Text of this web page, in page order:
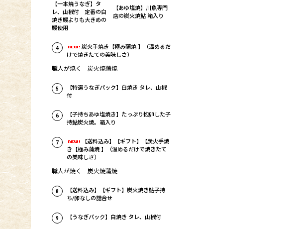
【一本焼うなぎ】タ
レ、山椒付 定番の白
焼き鰻よりも大きめの
鰻使用
【あゆ塩焼】川魚専門
店の炭火焼鮎 箱入り
4
炭火手焼き【極み蒲焼 】（温めるだ
けで焼きたての美味しさ）
職人が焼く 炭火焼蒲焼
5
【特選うなぎパック】白焼き タレ、山椒
付
6
【子持ちあゆ塩焼き】たっぷり抱卵した子
持鮎炭火焼。箱入り
7
【送料込み】【ギフト】【炭火手焼
き【極み蒲焼 】（温めるだけで焼きたて
の美味しさ）
職人が焼く 炭火焼蒲焼
8
【送料込み】【ギフト】炭火焼き鮎子持
ち/卵なしの詰合せ
9 【うなぎパック】白焼き タレ、山椒付